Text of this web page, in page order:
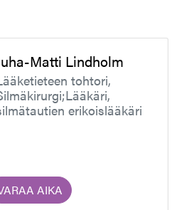
Matti Lindholm
tohtori,
erikoislääkäri
AIKA